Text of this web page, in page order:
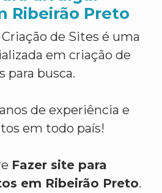
Ribeirão Preto
de Sites é uma
em criação de
para busca.
de experiência e
em todo país!
Fazer site para
em Ribeirão Preto.